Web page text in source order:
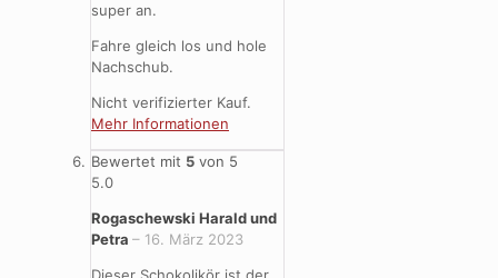
super an.
Fahre gleich los und hole
Nachschub.
Nicht verifizierter Kauf.
Mehr Informationen
Bewertet mit 5 von 5
5.0
Rogaschewski Harald und
Petra – 16. März 2023